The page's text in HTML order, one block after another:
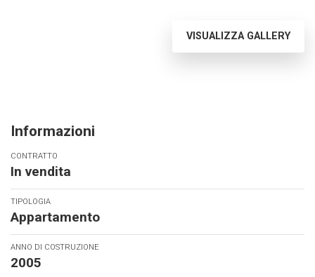
VISUALIZZA GALLERY
Informazioni
CONTRATTO
In vendita
TIPOLOGIA
Appartamento
ANNO DI COSTRUZIONE
2005